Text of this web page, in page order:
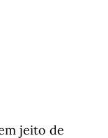
jeito de